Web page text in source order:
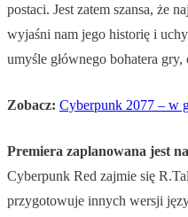
postaci. Jest zatem szansa, że
wyjaśni nam jego historię i
umyśle głównego bohatera
Zobacz: Cyberpunk 2077 – w
Premiera zaplanowana jest
Cyberpunk Red zajmie się
przygotowuje innych wersji